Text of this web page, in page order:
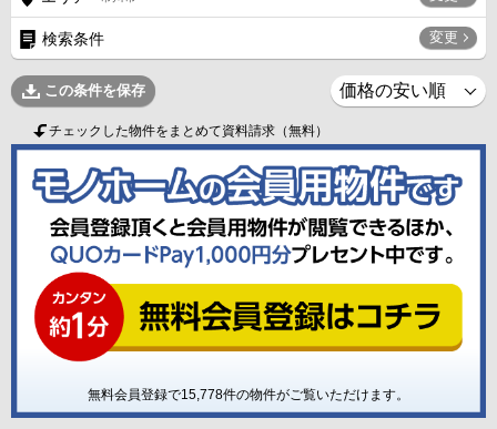
検索条件 変更
この条件を保存
チェックした物件をまとめて資料請求（無料）
無料会員登録で15,778件の物件がご覧いただけます。